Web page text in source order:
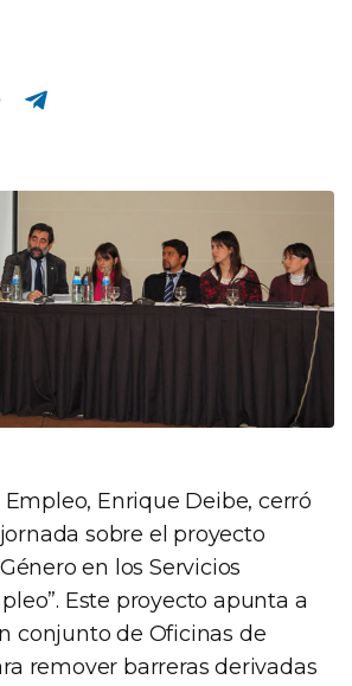
Enrique Deibe, cerró
sobre el proyecto
en los Servicios
Este proyecto apunta a
conjunto de Oficinas de
remover barreras derivadas